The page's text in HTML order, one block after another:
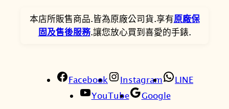
S
K
0
K
本店所販售商品.皆為原廠公司貨.享有原廠保
固及售後服務.讓您放心買到喜愛的手錶.
Facebook Instagram
LINE
YouTube
Google